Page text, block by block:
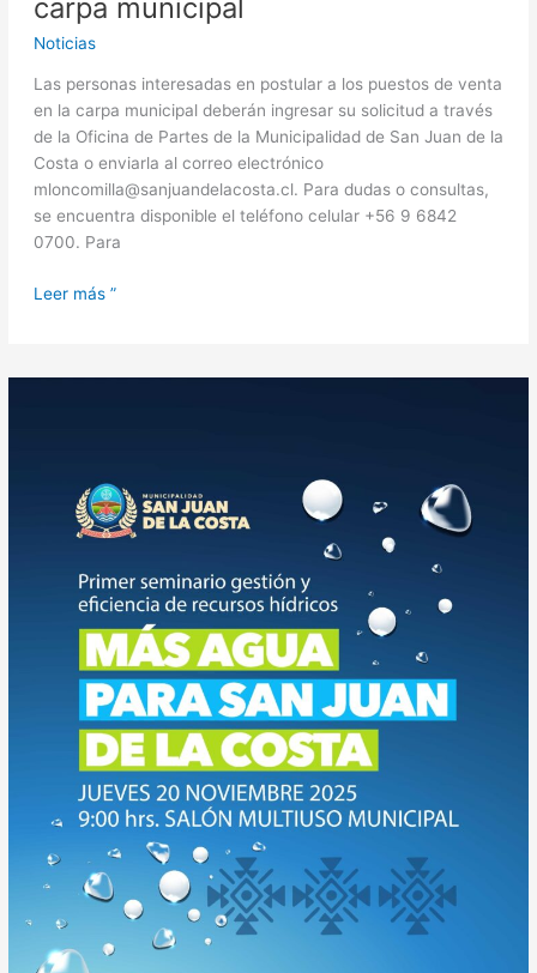
carpa municipal
Noticias
Las personas interesadas en postular a los puestos de venta
en la carpa municipal deberán ingresar su solicitud a través
de la Oficina de Partes de la Municipalidad de San Juan de la
Costa o enviarla al correo electrónico
mloncomilla@sanjuandelacosta.cl. Para dudas o consultas,
se encuentra disponible el teléfono celular +56 9 6842
0700. Para
Leer más ”
Seminario
Hídrico
Costa”